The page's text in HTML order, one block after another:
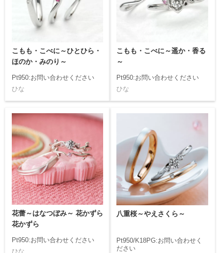
こもも・こべに～ひとひら・
ほのか・みのり～
Pt950:お問い合わせください
ひな
こもも・こべに～遥か・香る
～
Pt950:お問い合わせください
ひな
花蕾～はなつぼみ～ 花かずら
花かずら
Pt950:お問い合わせください
ひな
八重桜～やえさくら～
Pt950/K18PG:お問い合わせく
ださい